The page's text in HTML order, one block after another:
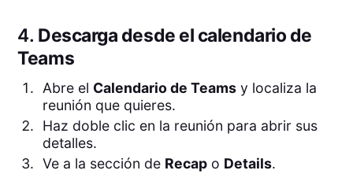
4. Descarga desde el calendario de
Teams
Abre el Calendario de Teamsy localiza la
reunión que quieres.
Haz doble clic en la reunión para abrir sus
detalles.
Ve a la sección de Recapo Details.